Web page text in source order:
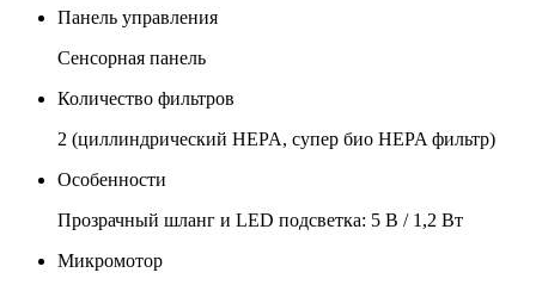
Панель управления
Сенсорная панель
Количество фильтров
2 (циллиндрический HEPA, супер био HEPA фильтр)
Особенности
Прозрачный шланг и LED подсветка: 5 В / 1,2 Вт
Микромотор